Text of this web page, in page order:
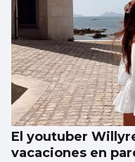
El youtuber
vacaciones en